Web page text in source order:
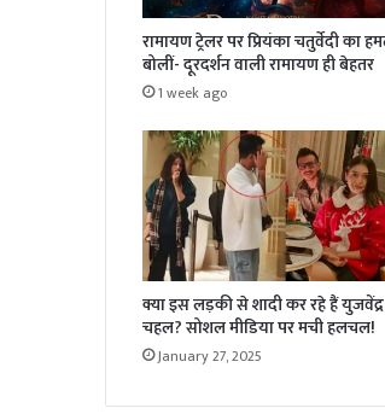
रामायण ट्रेलर पर प्रियंका चतुर्वेदी का
बोलीं- दूरदर्शन वाली रामायण ही बेहतर
1 week ago
क्या इस लड़की से शादी कर रहे हैं युजवेंद्र
चहल? सोशल मीडिया पर मची हलचल!
January 27, 2025